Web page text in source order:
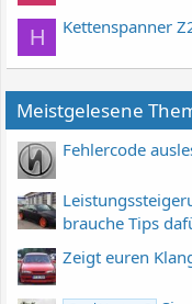
H Kettenspanner
Meistgelesene
Fehlercode
brauche Tips
Zeigt euren